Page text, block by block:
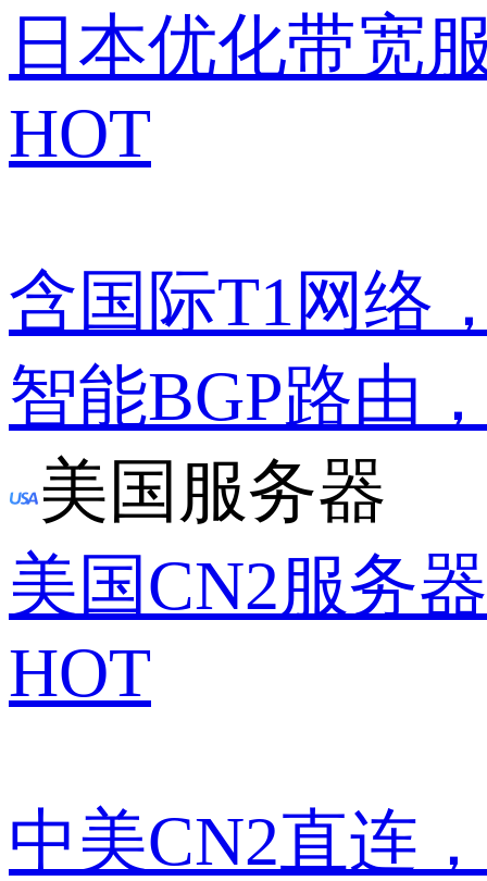
日本优化带宽
HOT
含国际T1网络
智能BGP路由
美国服务器
美国CN2服务器
HOT
中美CN2直连